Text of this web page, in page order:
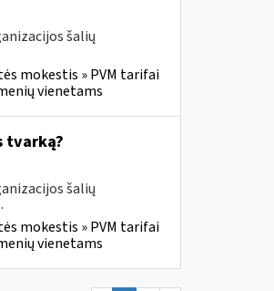
šalių
mokestis » PVM tarifai
vienetams
tvarką?
šalių
mokestis » PVM tarifai
vienetams